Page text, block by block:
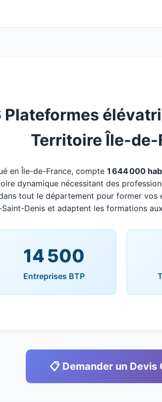
Plateformes
Territoire Île-de-
en Île-de-France, compte 1 644 000
dynamique nécessitant des
tout le département pour former
Denis et adaptent les formations
14 500
Entreprises BTP
📋 Demander un Devis